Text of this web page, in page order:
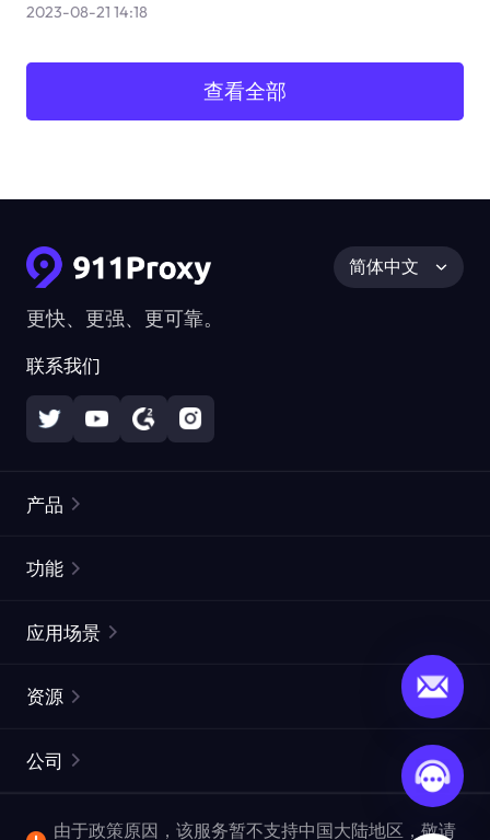
2023-08-21 14:18
查看全部
更快、更强、更可靠。
联系我们
简体中文
产品
静态住宅代理
网页抓取 API
功能
ISP代理
ProxySite
应用场景
市场研究
资源
常见问题解答
公司
由于政策原因，该服务暂不支持中国大陆地区，敬请